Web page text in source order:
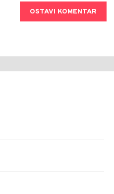
OSTAVI KOMENTAR